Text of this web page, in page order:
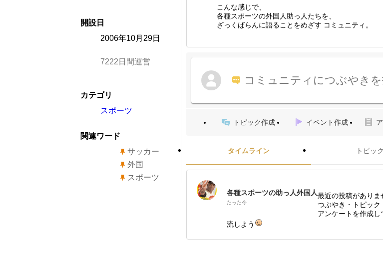
こんな感じで、
各種スポーツの外国人助っ人たちを、
ざっくばらんに語ることをめざす コミュニティ。
コミュニティにつぶやき
トピック作成 イベント作成
タイムライン トピッ
各種スポーツの助っ人外国人
たった今
最近の投稿がありま
つぶやき・トピック
アンケートを作成し
流しよう
開設日
2006年10月29日
7222日間運営
カテゴリ
スポーツ
関連ワード
サッカー
外国
スポーツ